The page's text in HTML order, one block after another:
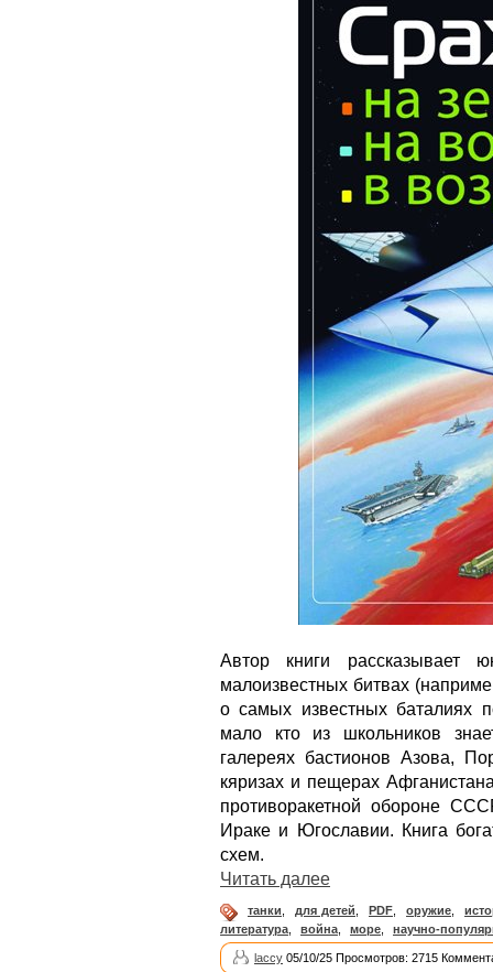
Автор книги
малоизвестных битвах
о самых известных баталиях
мало кто из школьников
галереях бастионов Азова,
кяризах и пещерах
противоракетной обороне
Ираке и Югославии. Книга
схем.
Читать далее
танки, для детей, PDF, оружие,
литература
война море научно-
laccy 05/10/25 Просмотров: 2715